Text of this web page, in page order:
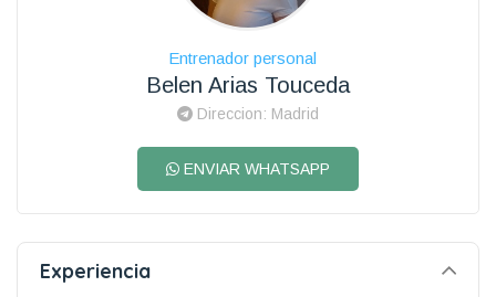
Entrenador personal
Belen Arias Touceda
Direccion: Madrid
ENVIAR WHATSAPP
Experiencia